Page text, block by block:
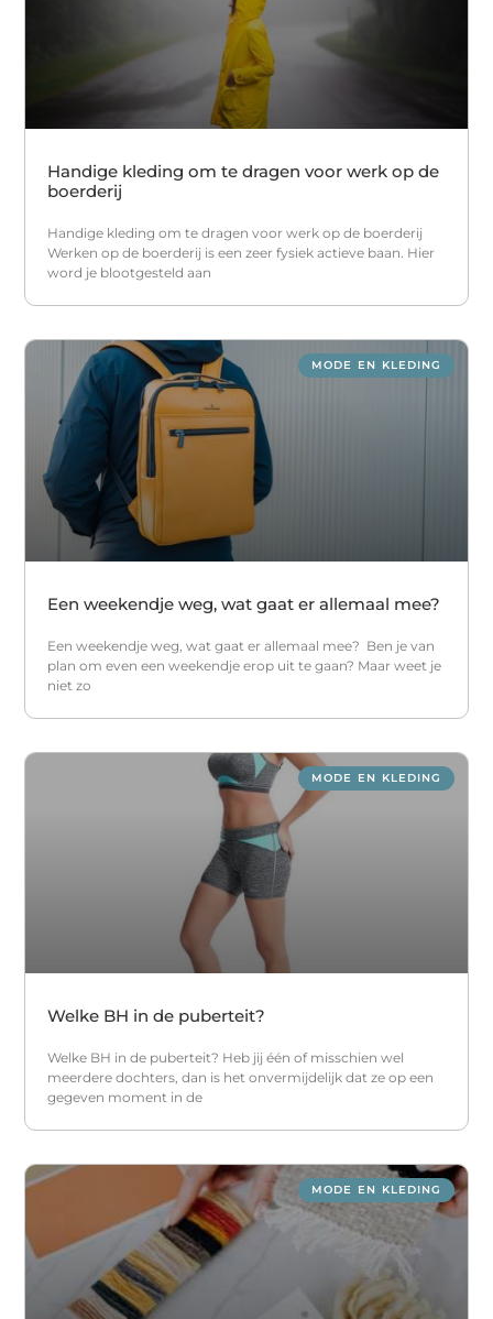
Handige kleding om te dragen voor werk op de
boerderij
Handige kleding om te dragen voor werk op de boerderij
Werken op de boerderij is een zeer fysiek actieve baan. Hier
word je blootgesteld aan
MODE EN KLEDING
Een weekendje weg, wat gaat er allemaal mee?
Een weekendje weg, wat gaat er allemaal mee? Ben je van
plan om even een weekendje erop uit te gaan? Maar weet je
niet zo
MODE EN KLEDING
Welke BH in de puberteit?
Welke BH in de puberteit? Heb jij één of misschien wel
meerdere dochters, dan is het onvermijdelijk dat ze op een
gegeven moment in de
MODE EN KLEDING